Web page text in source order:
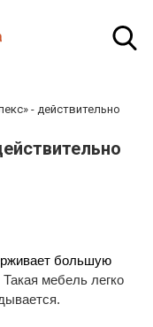
- действительно
большую
мебель легко